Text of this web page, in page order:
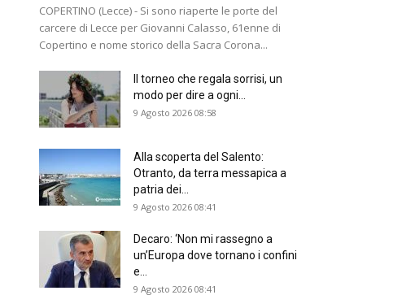
COPERTINO (Lecce) - Si sono riaperte le porte del
carcere di Lecce per Giovanni Calasso, 61enne di
Copertino e nome storico della Sacra Corona...
Il torneo che regala sorrisi, un
modo per dire a ogni...
9 Agosto 2026 08:58
Alla scoperta del Salento:
Otranto, da terra messapica a
patria dei...
9 Agosto 2026 08:41
Decaro: ‘Non mi rassegno a
un’Europa dove tornano i confini
e...
9 Agosto 2026 08:41